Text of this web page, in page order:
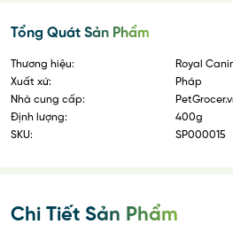
Tổng Quát Sản Phẩm
Thương hiệu:
Royal
Xuất xứ:
Pháp
Nhà cung cấp:
Định lượng:
400g
SKU:
SP000015
Chi Tiết Sản Phẩm